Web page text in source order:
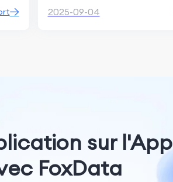
2025-09-04
sur l'App
FoxData